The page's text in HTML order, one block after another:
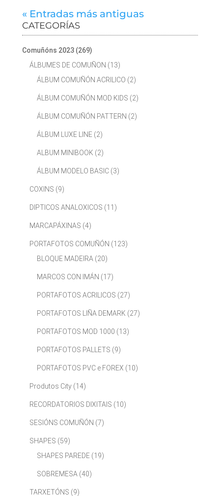
« Entradas más antiguas
CATEGORÍAS
Comuñóns 2023 (269)
ÁLBUMES DE COMUÑON (13)
ÁLBUM COMUÑÓN ACRILICO (2)
ÁLBUM COMUÑÓN MOD KIDS (2)
ÁLBUM COMUÑÓN PATTERN (2)
ÁLBUM LUXE LINE (2)
ALBUM MINIBOOK (2)
ÁLBUM MODELO BASIC (3)
COXINS (9)
DIPTICOS ANALOXICOS (11)
MARCAPÁXINAS (4)
PORTAFOTOS COMUÑÓN (123)
BLOQUE MADEIRA (20)
MARCOS CON IMÁN (17)
PORTAFOTOS ACRILICOS (27)
PORTAFOTOS LIÑA DEMARK (27)
PORTAFOTOS MOD 1000 (13)
PORTAFOTOS PALLETS (9)
PORTAFOTOS PVC e FOREX (10)
Produtos City (14)
RECORDATORIOS DIXITAIS (10)
SESIÓNS COMUÑÓN (7)
SHAPES (59)
SHAPES PAREDE (19)
SOBREMESA (40)
TARXETÓNS (9)